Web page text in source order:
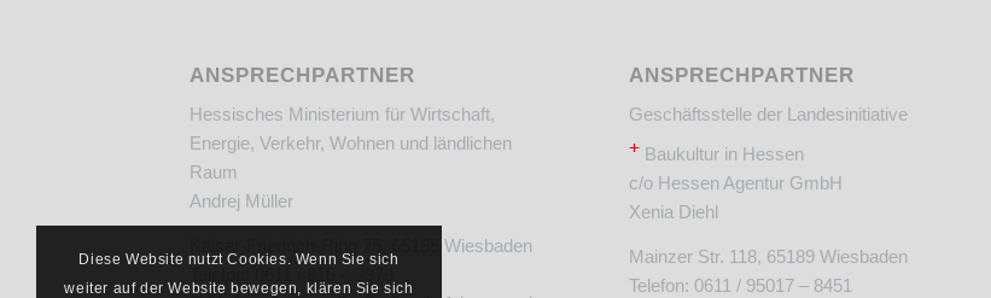
ANSPRECHPARTNER
Hessisches Ministerium für Wirtschaft,
Energie, Verkehr, Wohnen und ländlichen
Raum
Andrej Müller
Kaiser-Friedrich-Ring 75, 65185 Wiesbaden
ANSPRECHPARTNER
Geschäftsstelle der Landesinitiative
+Baukultur in Hessen
c/o Hessen Agentur GmbH
Xenia Diehl
Mainzer Str. 118, 65189 Wiesbaden
Telefon: 0611 / 95017 – 8451
Diese Website nutzt Cookies. Wenn Sie sich
weiter auf der Website bewegen, klären Sie sich